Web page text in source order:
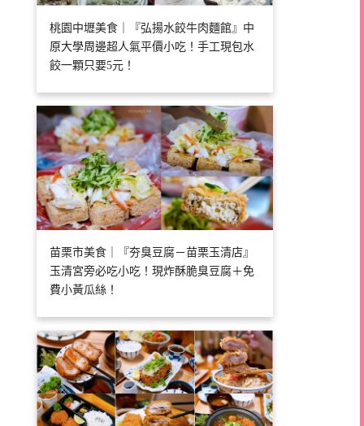
桃園中壢美食｜『弘揚水餃牛肉麵館』中
原大學周邊超人氣平價小吃！手工現包水
餃一顆只要5元！
苗栗市美食｜『夯臭豆腐－苗栗玉清店』
玉清宮旁必吃小吃！現炸酥脆臭豆腐＋免
費小黃瓜絲！